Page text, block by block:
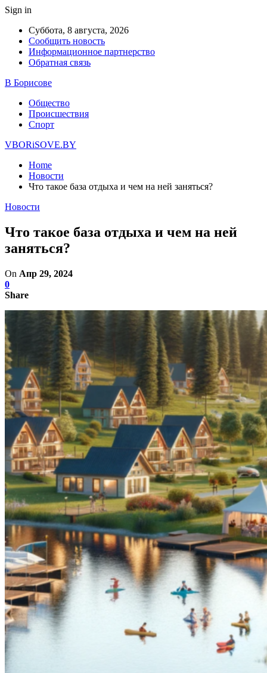
Sign in
Суббота, 8 августа, 2026
Сообщить новость
Информационное партнерство
Обратная связь
В Борисове
Общество
Происшествия
Спорт
VBORiSOVE.BY
Home
Новости
Что такое база отдыха и чем на ней заняться?
Новости
Что такое база отдыха и чем на ней
заняться?
On Апр 29, 2024
0
Share